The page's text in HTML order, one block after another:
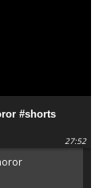
#shorts
27:52